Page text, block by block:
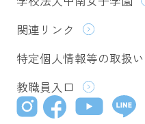
関連リンク
特定個人情報等の取扱
教職員入口